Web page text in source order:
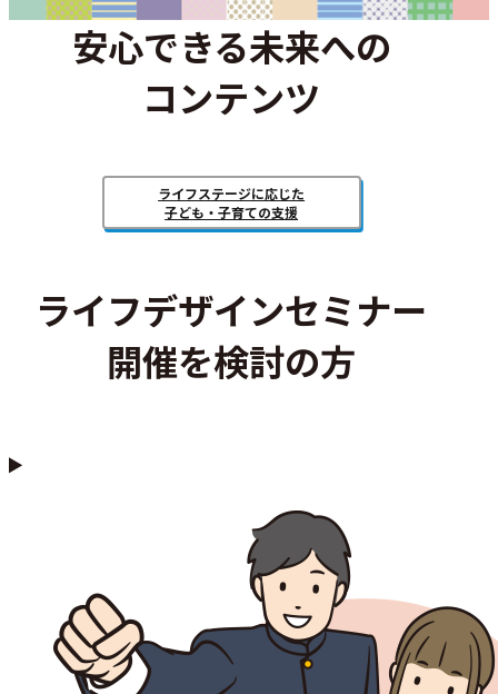
安心できる未来への
コンテンツ
ライフステージに応じた
子ども・子育ての支援
ライフデザインセミナー
開催を検討の方